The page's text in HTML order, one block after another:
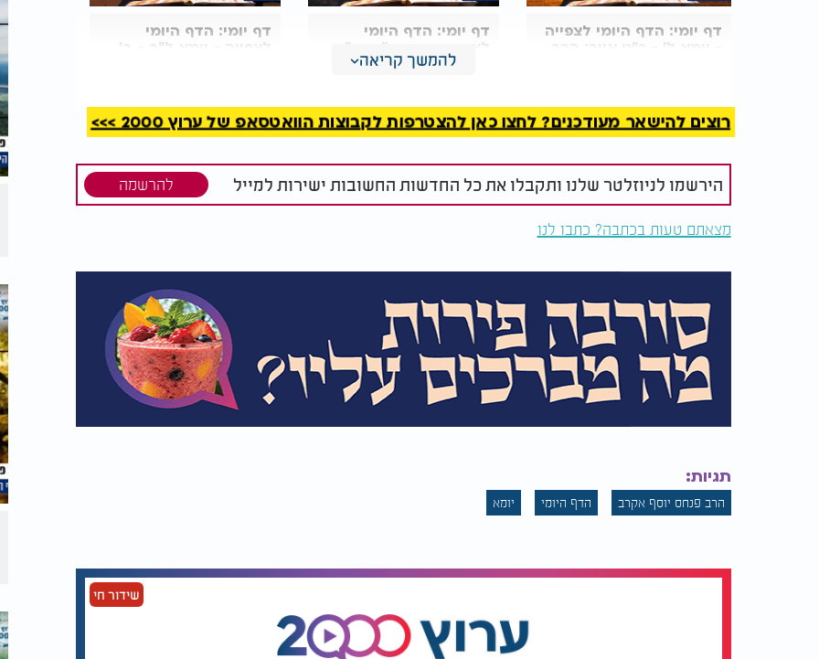
דף יומי: הדף היומי לצפייה
ל' - כ"ט אייר: הרב
דף יומי: הדף היומי
לצפייה - יומא י"ב - י"א
אייר: הרב אקרב
דף יומי: הדף היומי
לצפייה - יומא ל"ב - ב'
להמשך קריאה
רוצים להישאר מעודכנים? לחצו כאן להצטרפות לקבוצות הוואטסאפ של ערוץ 2000 >>>
הירשמו לניוזלטר שלנו ותקבלו את כל החדשות החשובות ישירות למייל להרשמה
מצאתם טעות בכתבה? כתבו לנו
תגיות:
הרב פנחס יוסף אקרב הדף היומי יומא
שידור חי